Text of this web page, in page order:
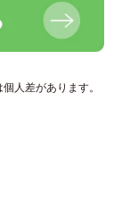
人差があります。